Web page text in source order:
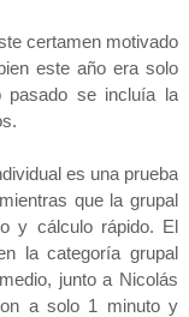
certamen motivado
este año era solo
pasado se incluía la
es una prueba
que la grupal
y cálculo rápido. El
la categoría grupal
junto a Nicolás
a solo 1 minuto y